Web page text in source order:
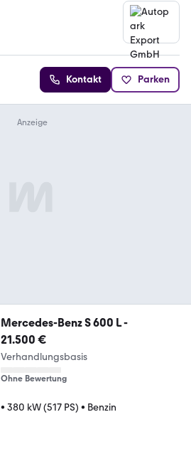
Kontakt Parken
Mercedes-Benz S 600 L -
21.500 €
Verhandlungsbasis
Ohne Bewertung
• 380 kW (517 PS) • Benzin